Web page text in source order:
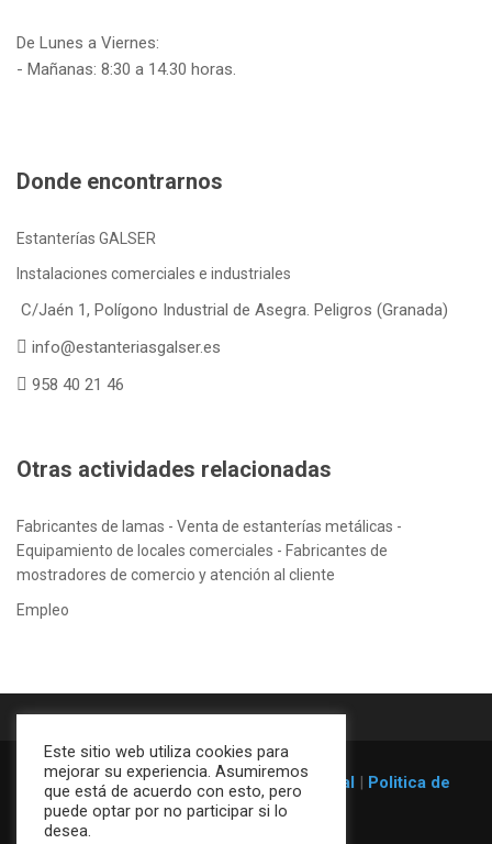
De Lunes a Viernes:
- Mañanas: 8:30 a 14.30 horas.
Donde encontrarnos
Estanterías GALSER
Instalaciones comerciales e industriales
C/Jaén 1, Polígono Industrial de Asegra. Peligros (Granada)
info@estanteriasgalser.es
958 40 21 46
Otras actividades relacionadas
Fabricantes de lamas - Venta de estanterías metálicas -
Equipamiento de locales comerciales - Fabricantes de
mostradores de comercio y atención al cliente
Empleo
© 1996-2026Estanterías Galser|Aviso legal | Politica de
cookies
Este sitio web utiliza cookies para
mejorar su experiencia. Asumiremos
que está de acuerdo con esto, pero
puede optar por no participar si lo
desea.